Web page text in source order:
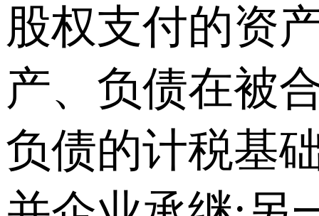
股权支付的资
产、负债在被
负债的计税基